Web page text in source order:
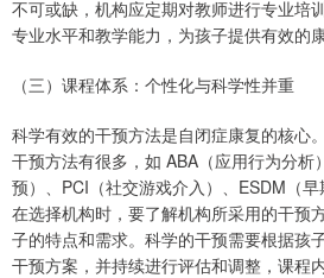
不可或缺，机构应定期对教师进行专业培
专业水平和教学能力，为孩子提供有效的康
（三）课程体系：个性化与科学性并重
科学有效的干预方法是自闭症康复的核心
干预方法有很多，如 ABA（应用行为分析
预）、PCI（社交游戏介入）、ESDM（
在选择机构时，要了解机构所采用的干预
子的特点和需求。科学的干预需要根据孩
干预方案，并持续进行评估和调整，课程